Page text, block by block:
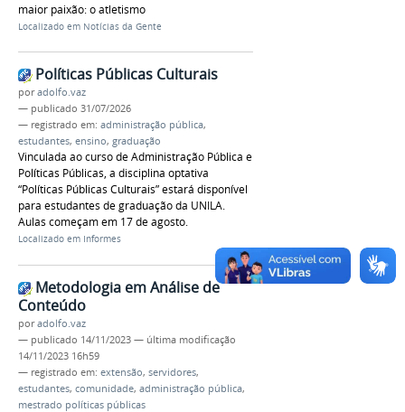
maior paixão: o atletismo
Localizado em Notícias da Gente
Políticas Públicas Culturais
poradolfo.vaz
— publicado 31/07/2026
— registrado em: administração pública,
estudantes, ensino, graduação
Vinculada ao curso de Administração Pública e
Políticas Públicas, a disciplina optativa
“Políticas Públicas Culturais” estará disponível
para estudantes de graduação da UNILA.
Aulas começam em 17 de agosto.
Localizado em Informes
Metodologia em Análise de
Conteúdo
poradolfo.vaz
— publicado 14/11/2023 — última modificação
14/11/2023 16h59
— registrado em: extensão, servidores,
estudantes, comunidade, administração pública,
mestrado políticas públicas